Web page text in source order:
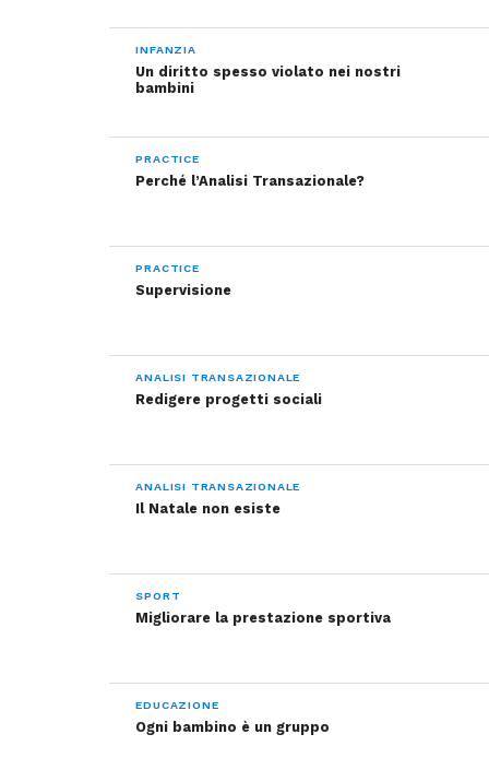
INFANZIA
Un diritto spesso violato nei nostri
bambini
PRACTICE
Perché l’Analisi Transazionale?
PRACTICE
Supervisione
ANALISI TRANSAZIONALE
Redigere progetti sociali
ANALISI TRANSAZIONALE
Il Natale non esiste
SPORT
Migliorare la prestazione sportiva
EDUCAZIONE
Ogni bambino è un gruppo